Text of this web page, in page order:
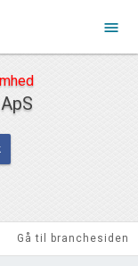
menu
Gå til branchesiden